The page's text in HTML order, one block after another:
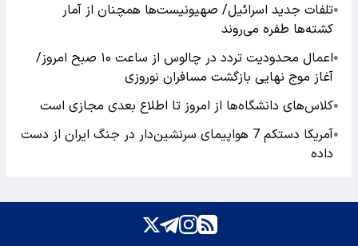
●تلفات جدید اسرائیل/ صهیونیست‌ها همچنان از آمار
کشته‌ها طفره می‌روند
●
اعمال محدودیت تردد در چالوس از ساعت ۱۰ صبح امروز/
آغاز موج نهایی بازگشت مسافران نوروزی
●کلاس‌های دانشگاه‌ها از امروز تا اطلاع بعدی مجازی است
●
آمریکا دستکم 7 هواپیمای سرنشین‌دار در جنگ ایران از دست
داده